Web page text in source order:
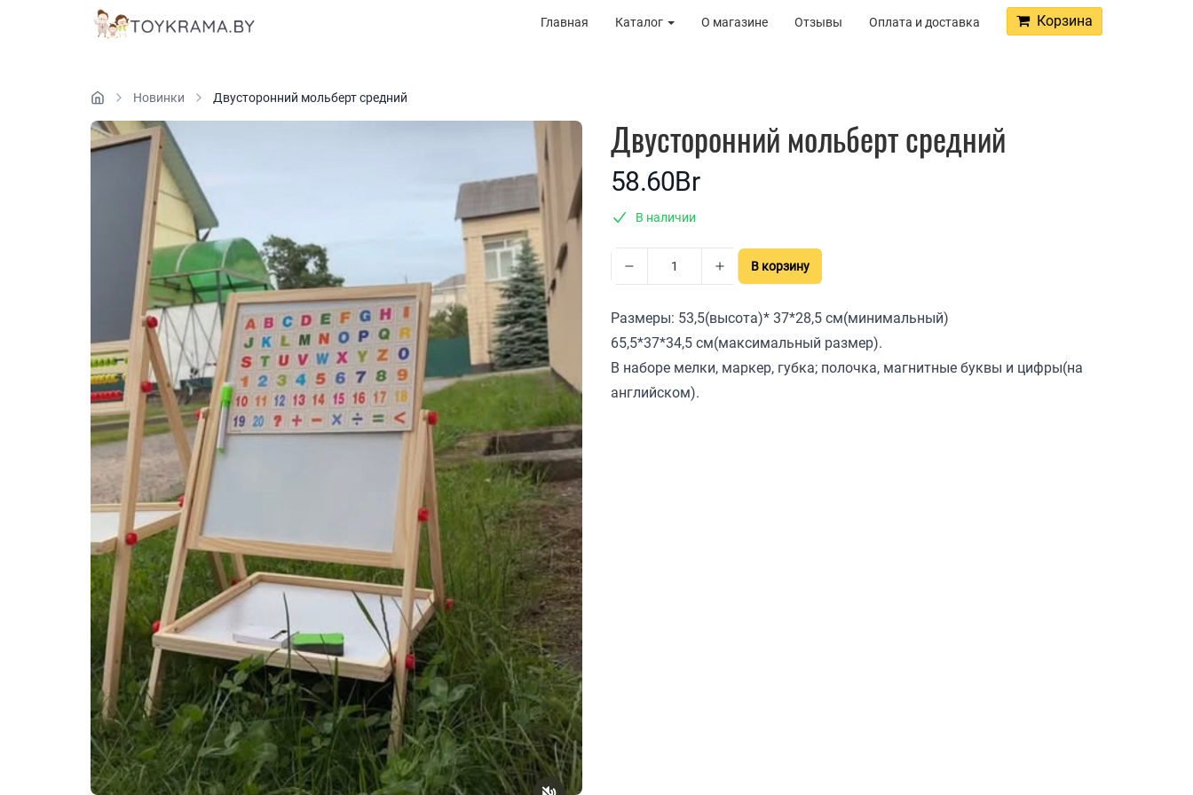
Главная Каталог О магазине Отзывы Оплата и доставка Корзина
Новинки Двусторонний мольберт средний
Двусторонний мольберт средний
58.60Br
В наличии
В корзину
Размеры: 53,5(высота)* 37*28,5 см(минимальный)
65,5*37*34,5 см(максимальный размер).
В наборе мелки, маркер, губка; полочка, магнитные буквы и цифры(на
английском).